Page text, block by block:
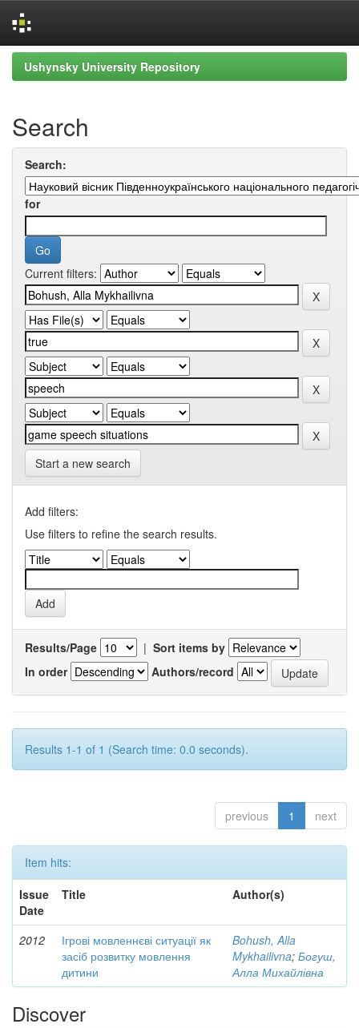
Skip
navigation
Ushynsky University Repository
Search
Search:
for
Current filters:
Start a new search
Add filters:
Use filters to refine the search results.
Results/Page | Sort items by
In order
Authors/record
Results 1-1 of 1 (Search time: 0.0 seconds).
previous 1 next
Item hits:
Issue
Date
Title Author(s)
2012
Ігрові мовленнєві ситуації як
засіб розвитку мовлення
дитини
Bohush, Alla
Mykhailivna; Богуш,
Алла Михайлівна
Discover